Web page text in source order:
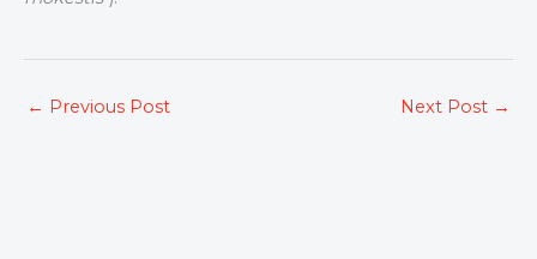
← Previous Post Next Post →